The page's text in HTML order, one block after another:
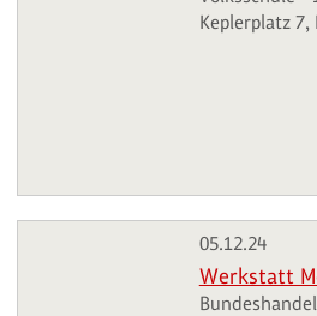
Keplerplatz 7,
05.12.24
Werkstatt